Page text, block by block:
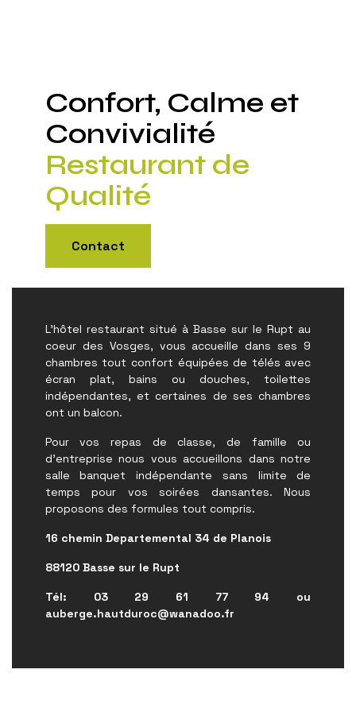
Confort, Calme et
Convivialité
Restaurant de
Qualité
Contact
L'hôtel restaurant situé à Basse sur le Rupt au
coeur des Vosges, vous accueille dans ses 9
chambres tout confort équipées de télés avec
écran plat, bains ou douches, toilettes
indépendantes, et certaines de ses chambres
ont un balcon.
Pour vos repas de classe, de famille ou
d'entreprise nous vous accueillons dans notre
salle banquet indépendante sans limite de
temps pour vos soirées dansantes. Nous
proposons des formules tout compris.
16 chemin Departemental 34 de Planois
88120 Basse sur le Rupt
Tél: 03 29 61 77 94 ou
auberge.hautduroc@wanadoo.fr